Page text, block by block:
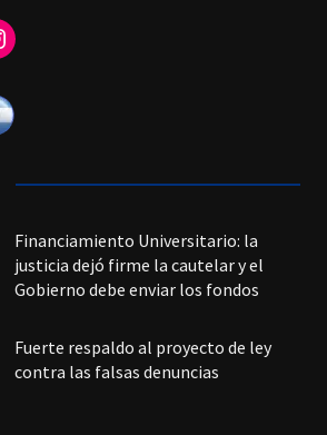
Financiamiento Universitario: la
justicia dejó firme la cautelar y el
Gobierno debe enviar los fondos
Fuerte respaldo al proyecto de ley
contra las falsas denuncias